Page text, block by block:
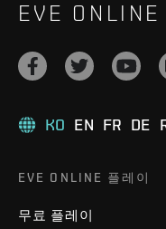
EVE ONLINE
KO EN FR DE
EVE ONLINE 플레이
무료 플레이